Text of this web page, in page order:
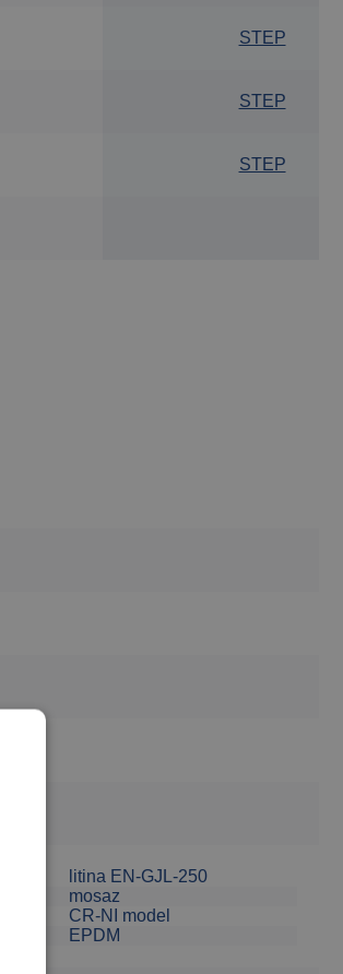
STEP
STEP
STEP
litina EN-GJL-250
mosaz
CR-NI model
EPDM